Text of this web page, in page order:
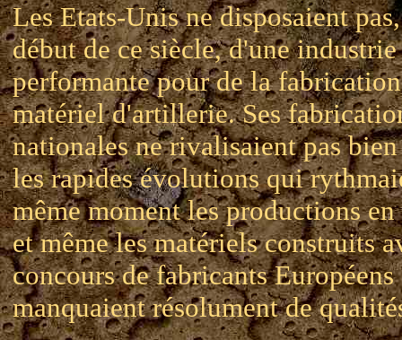
Les Etats-Unis ne disposaient
début de ce siècle, d'une industrie
performante pour de la
matériel d'artillerie. Ses
nationales ne rivalisaient pas
les rapides évolutions qui
même moment les productions
et même les matériels construits
concours de fabricants Européens
manquaient résolument de